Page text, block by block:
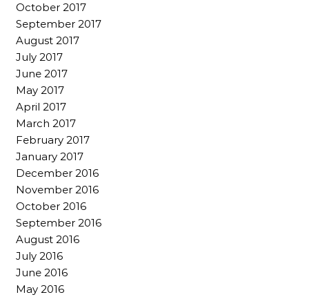
October 2017
September 2017
August 2017
July 2017
June 2017
May 2017
April 2017
March 2017
February 2017
January 2017
December 2016
November 2016
October 2016
September 2016
August 2016
July 2016
June 2016
May 2016